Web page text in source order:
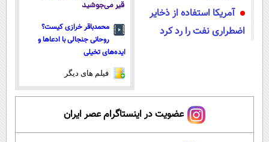
آمریکا استفاده از ذخایر
اضطراری نفت را رد کرد
قیر می‌جوشید
محمدباقر خرازی کیست؟
روحانی جنجالی با ادعاها و
ایده‌های تخیلی
فیلم های دیگر
عضویت در اینستاگرام عصر ایران